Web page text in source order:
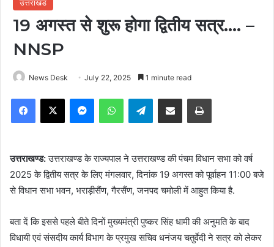
उत्तराखंड
19 अगस्त से शुरू होगा द्वितीय सत्र…. –
NNSP
News Desk July 22, 2025 1 minute read
Facebook
X MessengerWhatsAppTelegramShare via Email Print
उत्तराखण्ड:उत्तराखण्ड के राज्यपाल ने उत्तराखण्ड की पंचम विधान सभा को वर्ष
2025 के द्वितीय सत्र के लिए मंगलवार, दिनांक 19 अगस्त को पूर्वाहन 11:00 बजे
से विधान सभा भवन, भराड़ीसैंण, गैरसैंण, जनपद चमोली में आहुत किया है.
बता दें कि इससे पहले बीते दिनों मुख्यमंत्री पुष्कर सिंह धामी की अनुमति के बाद
विधायी एवं संसदीय कार्य विभाग के प्रमुख सचिव धनंजय चतुर्वेदी ने सत्र को लेकर